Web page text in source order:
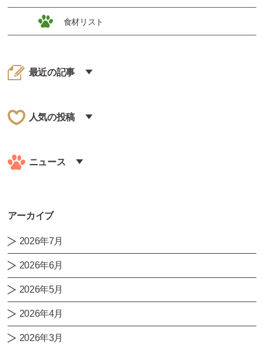
食材リスト
最近の記事
人気の投稿
ニュース
アーカイブ
2026年7月
2026年6月
2026年5月
2026年4月
2026年3月